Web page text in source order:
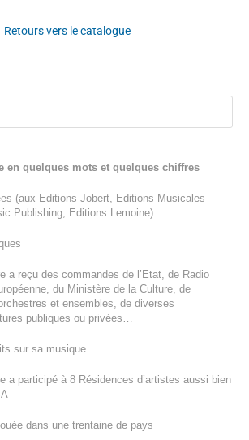
Retours vers le catalogue
en quelques mots et quelques chiffres
(aux Editions Jobert, Editions Musicales
Publishing, Editions Lemoine)
a reçu des commandes de l’Etat, de Radio
du Ministère de la Culture, de
et ensembles, de diverses
publiques ou privées…
sur sa musique
a participé à 8 Résidences d’artistes aussi bien
dans une trentaine de pays